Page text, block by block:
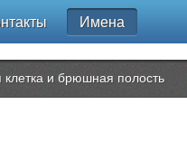
Имена
клетка и брюшная полость